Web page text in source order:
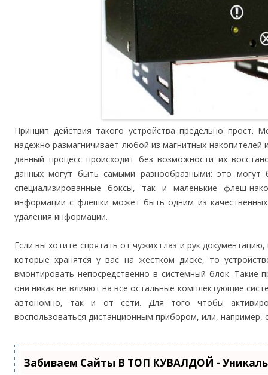
Принцип действия такого устройства предельно прост.
надежно размагничивает любой из магнитных
данный процесс происходит без возможности их
данных могут быть самыми разнообразными: это могут
специализированные боксы, так и маленькие флеш-
информации с флешки может быть одним из качественных
удаления информации.
Если вы хотите спрятать от чужих глаз и рук
которые хранятся у вас на жестком диске, то
вмонтировать непосредственно в системный блок. Такие
они никак не влияют на все остальные комплектующие
автономно, так и от сети. Для того чтобы
воспользоваться дистанционным прибором, или, например,
Забиваем Сайты В ТОП КУВАЛДОЙ -